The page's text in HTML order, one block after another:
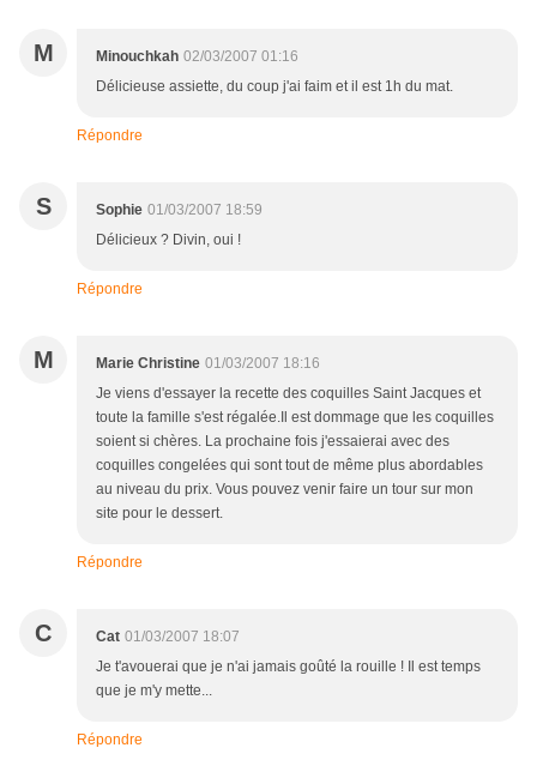
M Minouchkah 02/03/2007 01:16
Délicieuse assiette, du coup j'ai faim et il est 1h du mat.
Répondre
S Sophie 01/03/2007 18:59
Délicieux ? Divin, oui !
Répondre
M Marie Christine 01/03/2007 18:16
Je viens d'essayer la recette des coquilles Saint Jacques et
toute la famille s'est régalée.Il est dommage que les coquilles
soient si chères. La prochaine fois j'essaierai avec des
coquilles congelées qui sont tout de même plus abordables
au niveau du prix. Vous pouvez venir faire un tour sur mon
site pour le dessert.
Répondre
C Cat 01/03/2007 18:07
Je t'avouerai que je n'ai jamais goûté la rouille ! Il est temps
que je m'y mette...
Répondre